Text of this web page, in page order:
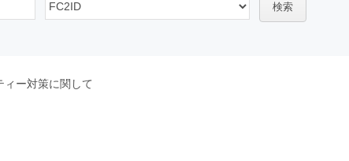
検索
ィー対策に関して